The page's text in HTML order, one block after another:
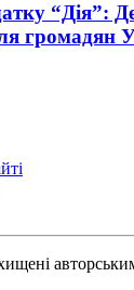
“Дія”:
громадян